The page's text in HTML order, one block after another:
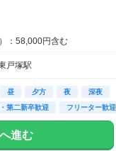
：58,000円含む
いたします
）
円/月）
戸塚駅
昼 夕方 夜
深夜
第二新卒歓迎 フリーター歓迎
進む